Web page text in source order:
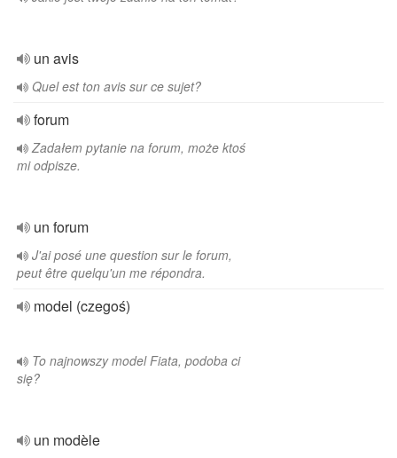
un avis
Quel est ton avis sur ce sujet?
forum
Zadałem pytanie na forum, może ktoś
mi odpisze.
un forum
J'ai posé une question sur le forum,
peut être quelqu'un me répondra.
model (czegoś)
To najnowszy model Fiata, podoba ci
się?
un modèle